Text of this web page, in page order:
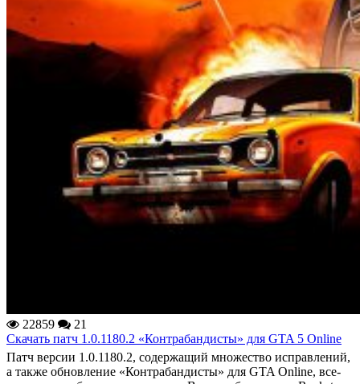
22859
21
Скачать патч 1.0.1180.2 «Контрабандисты» для GTA 5 Online
Патч версии 1.0.1180.2, содержащий множество исправлений,
а также обновление «Контрабандисты» для GTA Online, все-